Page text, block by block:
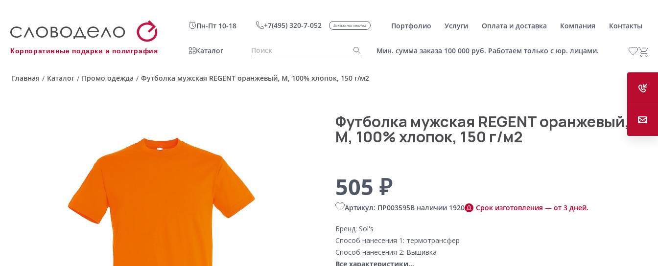
Корпоративные подарки и полиграфия
Пн-Пт 10-18 +7(495) 320-7-052 Заказать звонок Портфолио Услуги Оплата и доставка Компания Контакты
Каталог Мин. сумма заказа 100 000 руб. Работаем только с юр. лицами.
Главная / Каталог / Промо одежда / Футболка мужская REGENT оранжевый, M, 100% хлопок, 150 г/м2
Футболка мужская REGENT оранжевый,
M, 100% хлопок, 150 г/м2
505 ₽
Артикул: ПР003595В наличии 1920 Срок изготовления — от 3 дней.
Бренд: Sol's
Способ нанесения 1: термотрансфер
Способ нанесения 2: Вышивка
Все характеристики...